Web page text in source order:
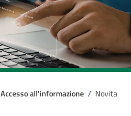
Accesso all'informazione / Novita